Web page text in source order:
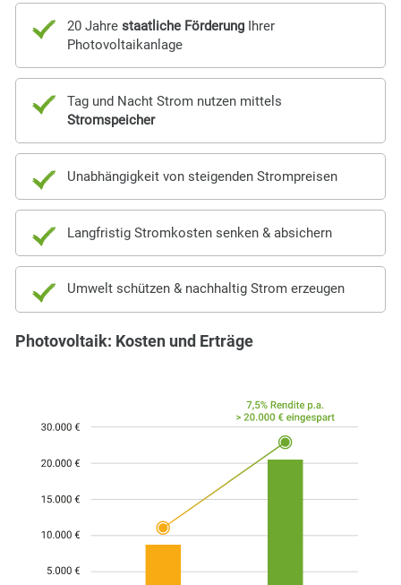
20 Jahrestaatliche Förderung Ihrer
Photovoltaikanlage
Tag und Nacht Strom nutzen mittels
Stromspeicher
Unabhängigkeit von steigenden Strompreisen
Langfristig Stromkosten senken & absichern
Umwelt schützen & nachhaltig Strom erzeugen
Photovoltaik: Kosten und Erträge